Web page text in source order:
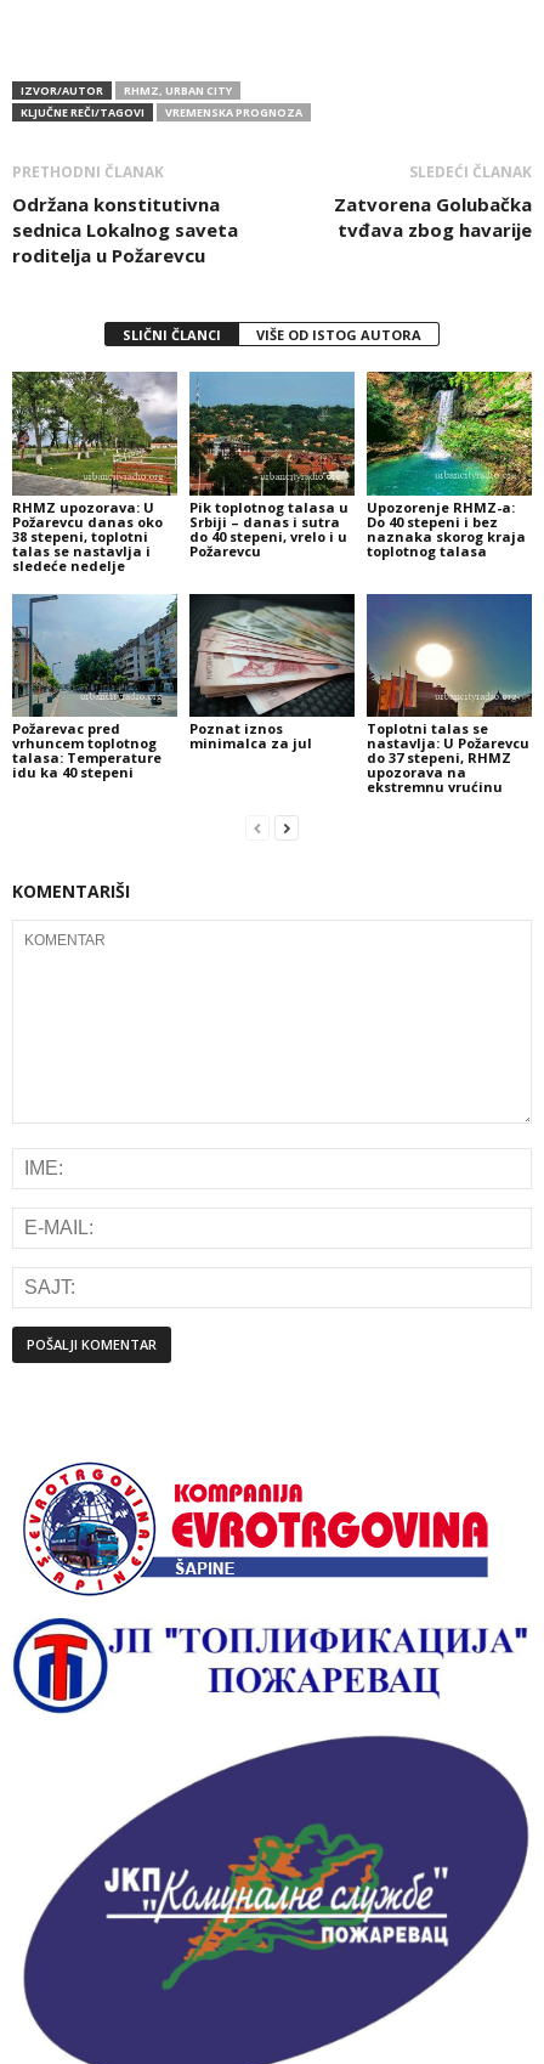
IZVOR/AUTOR
RHMZ, URBAN CITY
KLJUČNE REČI/TAGOVI
VREMENSKA PROGNOZA
PRETHODNI ČLANAK
Održana konstitutivna
sednica Lokalnog saveta
roditelja u Požarevcu
SLEDEĆI ČLANAK
Zatvorena Golubačka
tvđava zbog havarije
SLIČNI ČLANCI VIŠE OD ISTOG AUTORA
RHMZ upozorava: U
Požarevcu danas oko
38 stepeni, toplotni
talas se nastavlja i
sledeće nedelje
Pik toplotnog talasa u
Srbiji – danas i sutra
do 40 stepeni, vrelo i u
Požarevcu
Upozorenje RHMZ-a:
Do 40 stepeni i bez
naznaka skorog kraja
toplotnog talasa
Požarevac pred
vrhuncem toplotnog
talasa: Temperature
idu ka 40 stepeni
Poznat iznos
minimalca za jul
Toplotni talas se
nastavlja: U Požarevcu
do 37 stepeni, RHMZ
upozorava na
ekstremnu vrućinu
KOMENTARIŠI